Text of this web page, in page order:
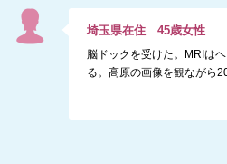
埼玉県在住45歳女性
脳ドックを受けた。MRIは
る。高原の画像を観ながら